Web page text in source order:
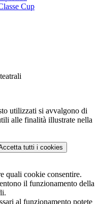
Cup
utilizzati si avvalgono di
alle finalità illustrate nella
tutti i cookies
quali cookie consentire.
il funzionamento della
al funzionamento potete